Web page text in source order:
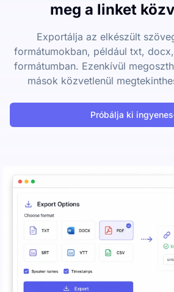
meg a linket
Exportálja az elkészült
formátumokban, például txt,
formátumban. Ezenkívül
mások közvetlenül
Próbálja ki